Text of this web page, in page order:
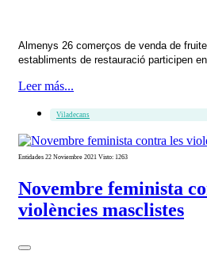
Almenys 26 comerços de venda de
establiments de restauració participen
Leer más...
Viladecans
Entidades 22 Noviembre 2021 Visto: 1263
Novembre feminista
violències masclistes